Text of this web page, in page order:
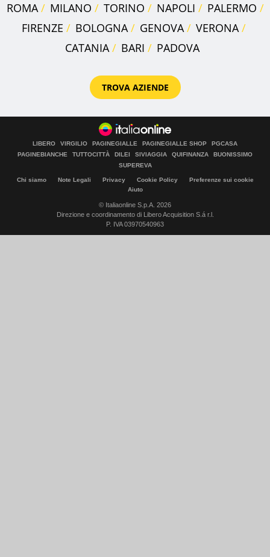
ROMA MILANO TORINO NAPOLI
PALERMO
FIRENZE
BOLOGNA GENOVA
VERONA
CATANIA
BARI PADOVA
TROVA AZIENDE
LIBERO VIRGILIO PAGINEGIALLE PAGINEGIALLE SHOP
PGCASA
PAGINEBIANCHE
TUTTOCITTÀ DILEI SIVIAGGIA QUIFINANZA
BUONISSIMO
SUPEREVA
Chi siamo Note Legali Privacy Cookie Policy
Preferenze sui cookie
Aiuto
© Italiaonline S.p.A. 2026
Direzione e coordinamento di Libero Acquisition S.á r.l.
P. IVA 03970540963